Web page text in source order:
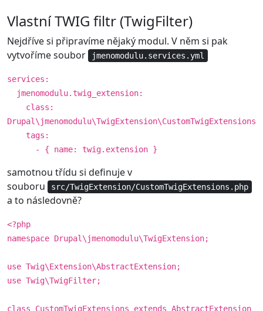
Vlastní TWIG filtr (TwigFilter)
Nejdříve si připravíme nějaký modul. V něm si pak
vytvoříme soubor
jmenomodulu.services.yml
services:
jmenomodulu.twig_extension:
class:
Drupal\jmenomodulu\TwigExtension\CustomTwigExtensions
tags:
- { name: twig.extension }
samotnou třídu si definuje v
souboru
src/TwigExtension/CustomTwigExtensions.php
a to následovně?
<?php
namespace Drupal\jmenomodulu\TwigExtension;
use Twig\Extension\AbstractExtension;
use Twig\TwigFilter;
class CustomTwigExtensions extends AbstractExtension